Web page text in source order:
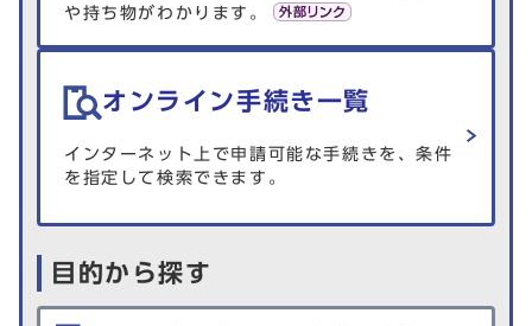
や持ち物がわかります。
オンライン手続き一覧
インターネット上で申請可能な手続きを、条件
を指定して検索できます。
目的から探す